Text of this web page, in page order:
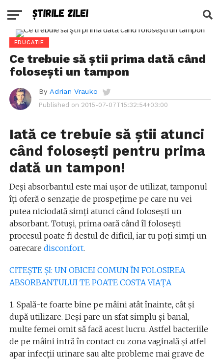
EDUCATIE
Ce trebuie să ştii prima dată când
foloseşti un tampon
By Adrian Vrauko
Published on 2015-07-07T15:32:54+03:00
Iată ce trebuie să ştii atunci
când foloseşti pentru prima
dată un tampon!
Deşi absorbantul este mai uşor de utilizat, tamponul
îţi oferă o senzaţie de prospeţime pe care nu vei
putea niciodată simţi atunci când foloseşti un
absorbant. Totuşi, prima oară când îl foloseşti
procesul poate fi destul de dificil, iar tu poţi simţi un
oarecare disconfort.
CITEŞTE ŞI: UN OBICEI COMUN ÎN FOLOSIREA
ABSORBANTULUI TE POATE COSTA VIAŢA
1. Spală-te foarte bine pe mâini atât înainte, cât şi
după utilizare. Deşi pare un sfat simplu şi banal,
multe femei omit să facă acest lucru. Astfel bacteriile
de pe mâini intră în contact cu zona vaginală şi atfel
apar infecţii urinare sau alte probleme mai grave de